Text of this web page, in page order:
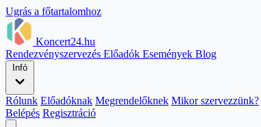
Ugrás a főtartalomhoz
Koncert24.hu
Rendezvényszervezés Előadók Események Blog
Infó
Rólunk Előadóknak Megrendelőknek Mikor szervezzünk?
Belépés Regisztráció